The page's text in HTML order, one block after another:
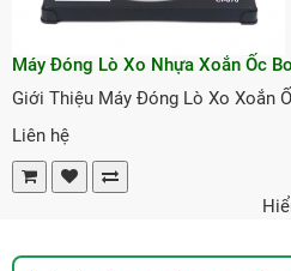
Máy Đóng Lò Xo Nhựa Xoắn Ốc
Giới Thiệu Máy Đóng Lò Xo Xoắn
Liên hệ